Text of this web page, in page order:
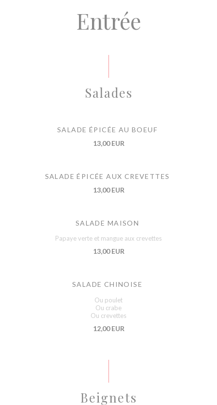
Entrée
Salades
SALADE ÉPICÉE AU BOEUF
13,00 EUR
SALADE ÉPICÉE AUX CREVETTES
13,00 EUR
SALADE MAISON
Papaye verte et mangue aux crevettes
13,00 EUR
SALADE CHINOISE
Ou poulet
Ou crabe
Ou crevettes
12,00 EUR
Beignets